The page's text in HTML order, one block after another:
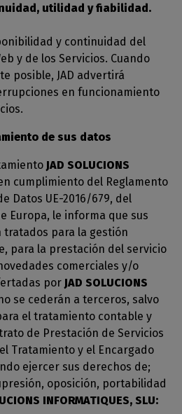
utilidad y fiabilidad.
y continuidad del
y de los Servicios. Cuando
posible, JAD advertirá
en funcionamiento
de sus datos
JAD SOLUCIONS
cumplimiento del Reglamento
Datos UE-2016/679, del
Europa, le informa que sus
para la gestión
para la prestación del servicio
comerciales y/o
por JAD SOLUCIONS
se cederán a terceros, salvo
el tratamiento contable y
de Prestación de Servicios
Tratamiento y el Encargado
ejercer sus derechos de;
oposición, portabilidad
INFORMATIQUES, SLU: